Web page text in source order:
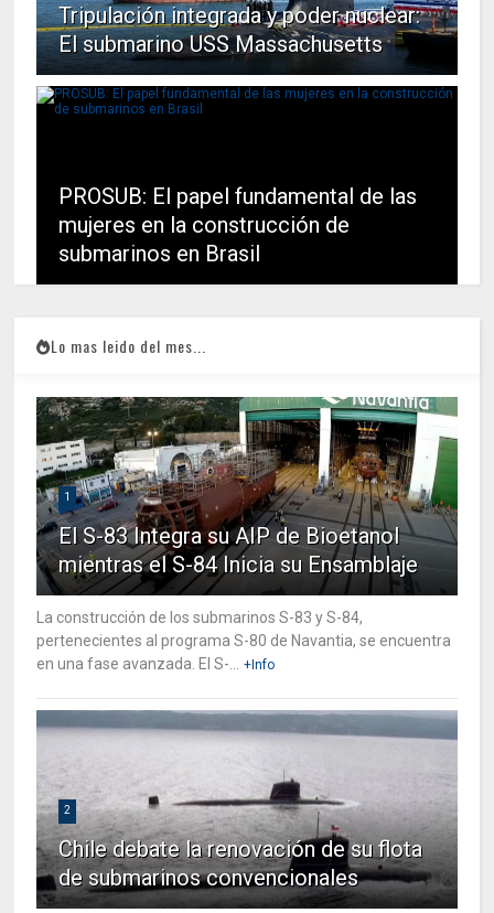
Tripulación integrada y poder nuclear:
El submarino USS Massachusetts
PROSUB: El papel fundamental de las
mujeres en la construcción de
submarinos en Brasil
Lo mas leido del mes...
1
El S-83 Integra su AIP de Bioetanol
mientras el S-84 Inicia su Ensamblaje
La construcción de los submarinos S-83 y S-84,
pertenecientes al programa S-80 de Navantia, se encuentra
en una fase avanzada. El S-...
+Info
2
Chile debate la renovación de su flota
de submarinos convencionales